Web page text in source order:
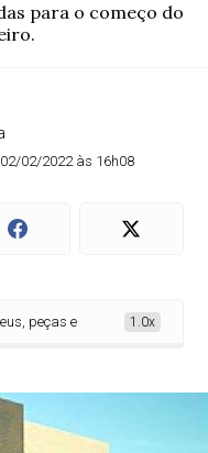
para o começo do
02/2022 às 16h08
e serviços de 1.0x